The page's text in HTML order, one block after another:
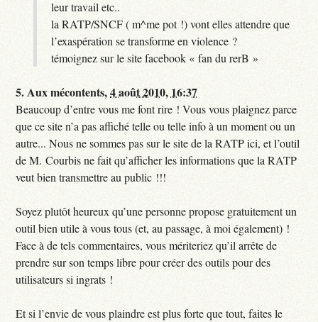
leur travail etc..
la RATP/SNCF ( m^me pot !) vont elles attendre que
l’exaspération se transforme en violence ?
témoignez sur le site facebook « fan du rerB »
5.Aux mécontents,4 août 2010, 16:37
Beaucoup d’entre vous me font rire ! Vous vous plaignez parce
que ce site n’a pas affiché telle ou telle info à un moment ou un
autre... Nous ne sommes pas sur le site de la RATP ici, et l’outil
de M. Courbis ne fait qu’afficher les informations que la RATP
veut bien transmettre au public !!!
Soyez plutôt heureux qu’une personne propose gratuitement un
outil bien utile à vous tous (et, au passage, à moi également) !
Face à de tels commentaires, vous mériteriez qu’il arrête de
prendre sur son temps libre pour créer des outils pour des
utilisateurs si ingrats !
Et si l’envie de vous plaindre est plus forte que tout, faites le